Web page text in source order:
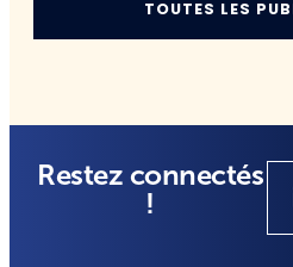
TOUTES LES
Restez connectés
!